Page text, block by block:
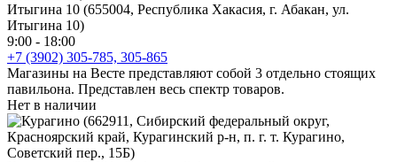
Итыгина 10 (655004, Республика Хакасия, г. Абакан, ул.
Итыгина 10)
9:00 - 18:00
+7 (3902) 305-785, 305-865
Магазины на Весте представляют собой 3 отдельно стоящих
павильона. Представлен весь спектр товаров.
Нет в наличии